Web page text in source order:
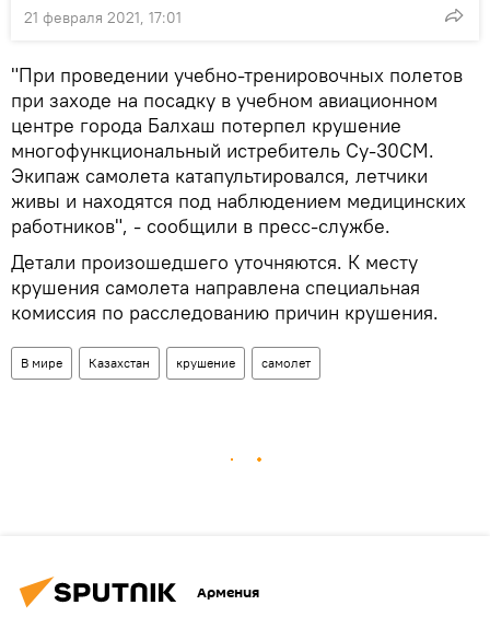
21 февраля 2021, 17:01
"При проведении учебно-тренировочных полетов
при заходе на посадку в учебном авиационном
центре города Балхаш потерпел крушение
многофункциональный истребитель Су-30СМ.
Экипаж самолета катапультировался, летчики
живы и находятся под наблюдением медицинских
работников", - сообщили в пресс-службе.
Детали произошедшего уточняются. К месту
крушения самолета направлена специальная
комиссия по расследованию причин крушения.
В мире Казахстан крушение самолет
Армения